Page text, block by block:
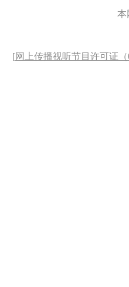
本
[网上传播视听节目许可证（